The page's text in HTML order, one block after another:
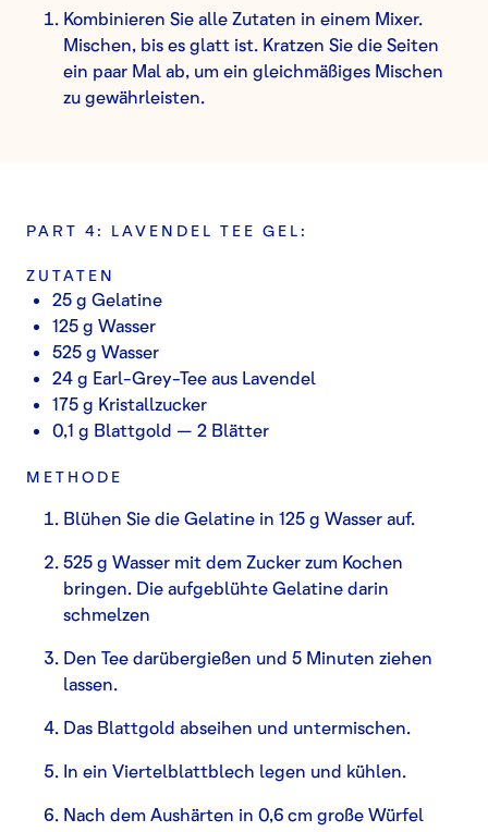
Kombinieren Sie alle Zutaten in einem Mixer.
Mischen, bis es glatt ist. Kratzen Sie die Seiten
ein paar Mal ab, um ein gleichmäßiges Mischen
zu gewährleisten.
PART 4: LAVENDEL TEE GEL:
ZUTATEN
25 g Gelatine
125 g Wasser
525 g Wasser
24 g Earl-Grey-Tee aus Lavendel
175 g Kristallzucker
0,1 g Blattgold – 2 Blätter
METHODE
Blühen Sie die Gelatine in 125 g Wasser auf.
525 g Wasser mit dem Zucker zum Kochen
bringen. Die aufgeblühte Gelatine darin
schmelzen
Den Tee darübergießen und 5 Minuten ziehen
lassen.
Das Blattgold abseihen und untermischen.
In ein Viertelblattblech legen und kühlen.
Nach dem Aushärten in 0,6 cm große Würfel